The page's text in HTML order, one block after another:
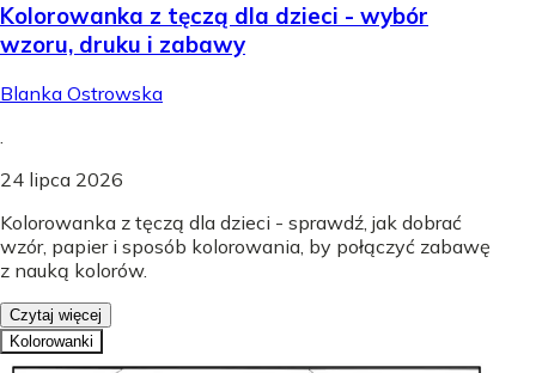
Kolorowanka z tęczą dla dzieci - wybór
wzoru, druku i zabawy
Blanka Ostrowska
24 lipca 2026
Kolorowanka z tęczą dla dzieci - sprawdź, jak dobrać
wzór, papier i sposób kolorowania, by połączyć zabawę
z nauką kolorów.
Czytaj więcej
Kolorowanki